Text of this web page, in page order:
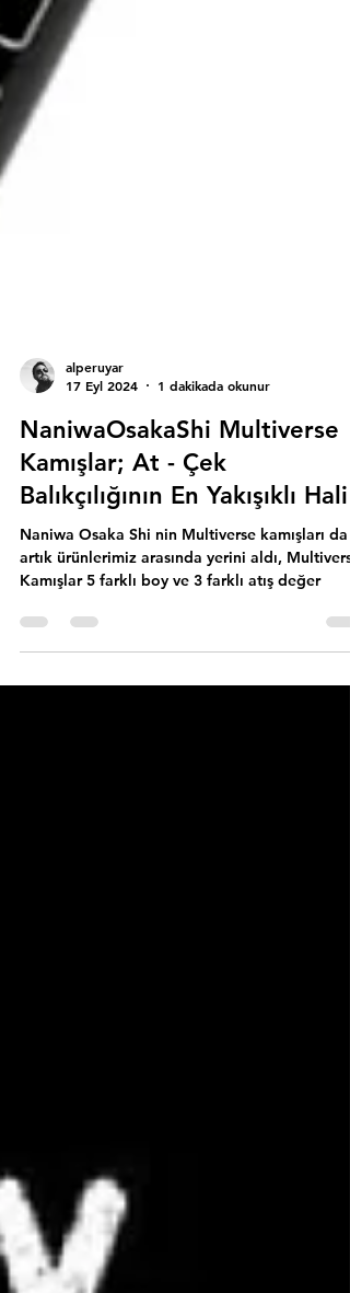
17 Eyl 2024
1 dakikada okunur
NaniwaOsakaShi Multiverse
Kamışlar; At - Çek
Balıkçılığının En Yakışıklı Hali
Naniwa Osaka Shi nin Multiverse kamışları da
Kamışlar 5 farklı boy ve 3 farklı atış değer